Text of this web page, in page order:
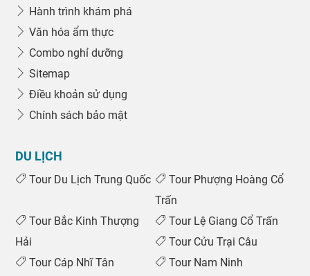
Hành trình khám phá
Văn hóa ẩm thực
Combo nghỉ dưỡng
Sitemap
Điều khoản sử dụng
Chính sách bảo mật
DU LỊCH
Tour Du Lịch Trung Quốc
Tour Phượng Hoàng Cổ
Trấn
Tour Bắc Kinh Thượng
Hải
Tour Lệ Giang Cổ Trấn
Tour Cửu Trại Câu
Tour Cáp Nhĩ Tân
Tour Nam Ninh